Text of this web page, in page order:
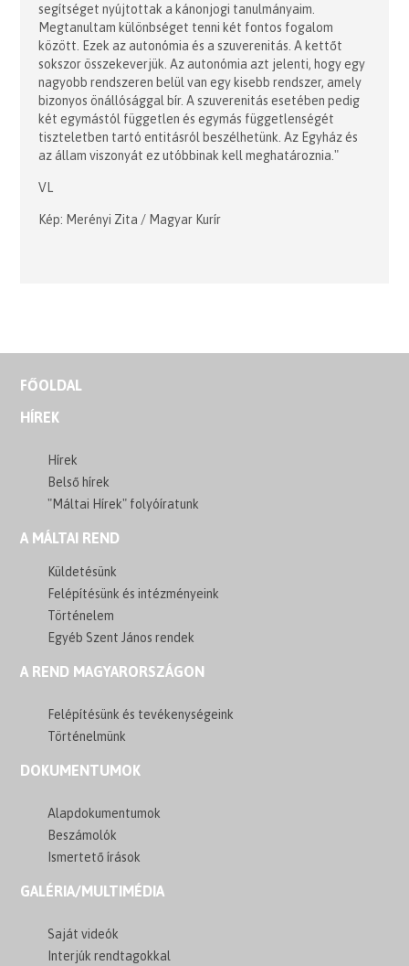
segítséget nyújtottak a kánonjogi tanulmányaim.
Megtanultam különbséget tenni két fontos fogalom
között. Ezek az autonómia és a szuverenitás. A kettőt
sokszor összekeverjük. Az autonómia azt jelenti, hogy egy
nagyobb rendszeren belül van egy kisebb rendszer, amely
bizonyos önállósággal bír. A szuverenitás esetében pedig
két egymástól független és egymás függetlenségét
tiszteletben tartó entitásról beszélhetünk. Az Egyház és
az állam viszonyát ez utóbbinak kell meghatároznia."
VL
Kép: Merényi Zita / Magyar Kurír
FŐOLDAL
HÍREK
Hírek
Belső hírek
"Máltai Hírek" folyóíratunk
A MÁLTAI REND
Küldetésünk
Felépítésünk és intézményeink
Történelem
Egyéb Szent János rendek
A REND MAGYARORSZÁGON
Felépítésünk és tevékenységeink
Történelmünk
DOKUMENTUMOK
Alapdokumentumok
Beszámolók
Ismertető írások
GALÉRIA/MULTIMÉDIA
Saját videók
Interjúk rendtagokkal